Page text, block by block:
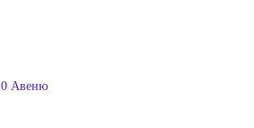
Авеню